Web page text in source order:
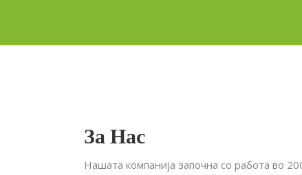
За Нас
Нашата компанија започна со работа во